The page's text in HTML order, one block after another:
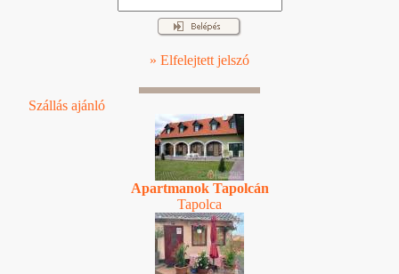
» Elfelejtett jelszó
Szállás ajánló
Apartmanok Tapolcán
Tapolca